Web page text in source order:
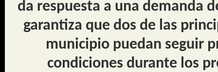
da respuesta a una demanda
garantiza que dos de las
municipio puedan seguir
condiciones durante los